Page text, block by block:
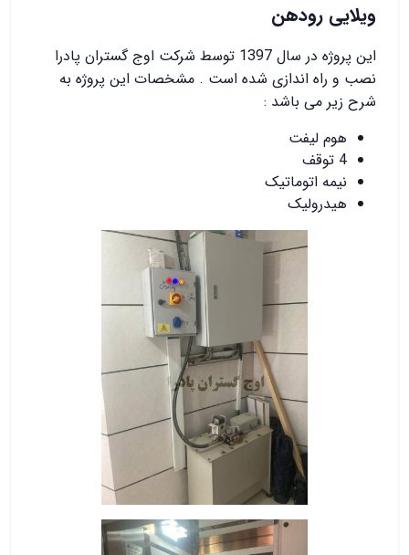
ویلایی رودهن
این پروژه در سال 1397 توسط شرکت اوج گستران پادرا
نصب و راه اندازی شده است . مشخصات این پروژه به
شرح زیر می باشد :
هوم لیفت
4 توقف
نیمه اتوماتیک
هیدرولیک